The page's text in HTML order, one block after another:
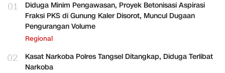
01
Diduga Minim Pengawasan, Proyek Betonisasi Aspirasi
Fraksi PKS di Gunung Kaler Disorot, Muncul Dugaan
Pengurangan Volume
Regional
02
Kasat Narkoba Polres Tangsel Ditangkap, Diduga Terlibat
Narkoba